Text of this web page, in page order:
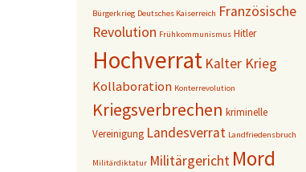
Bürgerkrieg Deutsches Kaiserreich Französische
Revolution Frühkommunismus Hitler
Hochverrat Kalter Krieg
Kollaboration Konterrevolution
Kriegsverbrechen kriminelle
Vereinigung Landesverrat Landfriedensbruch
Militärdiktatur Militärgericht Mord